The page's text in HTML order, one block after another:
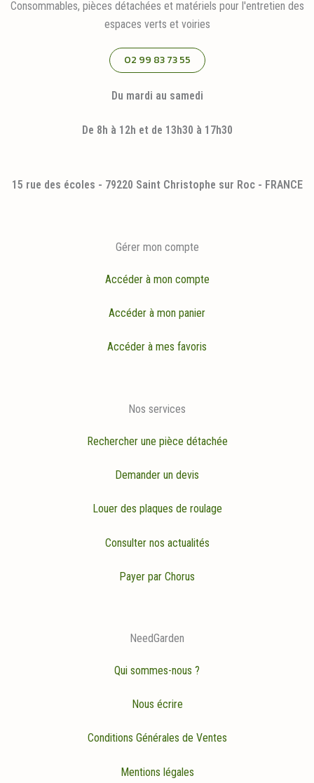
Consommables, pièces détachées et matériels pour l'entretien des
espaces verts et voiries
02 99 83 73 55
Du mardi au samedi
De 8h à 12h et de 13h30 à 17h30
15 rue des écoles - 79220 Saint Christophe sur Roc - FRANCE
Gérer mon compte
Accéder à mon compte
Accéder à mon panier
Accéder à mes favoris
Nos services
Rechercher une pièce détachée
Demander un devis
Louer des plaques de roulage
Consulter nos actualités
Payer par Chorus
NeedGarden
Qui sommes-nous ?
Nous écrire
Conditions Générales de Ventes
Mentions légales